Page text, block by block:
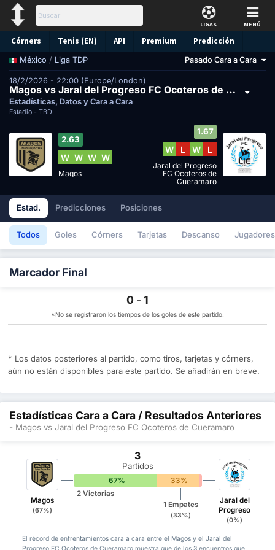
LIGAS MENÚ
Córners Tenis (EN) API Premium Predicción
México / Liga TDP Pasado Cara a Cara
18/2/2026 - 22:00 (Europe/London)
Magos vs Jaral del Progreso FC Ocoteros de Cueramaro
Estadísticas, Datos y Cara a Cara
Estadio - TBD
2.63
W W W W
Magos
1.67
W L W L
Jaral del Progreso
FC Ocoteros de
Cueramaro
Estad. Predicciones Posiciones
Todos Goles Córners Tarjetas Descanso Jugadores
Marcador Final
0 - 1
*No se registraron los tiempos de los goles de este partido.
* Los datos posteriores al partido, como tiros, tarjetas y córners,
aún no están disponibles para este partido. Se añadirán en breve.
Estadísticas Cara a Cara / Resultados Anteriores
- Magos vs Jaral del Progreso FC Ocoteros de Cueramaro
Magos
(67%)
3
Partidos
67% 33% 0%
2 Victorias
1 Empates
(33%)
Jaral del
Progreso
(0%)
El récord de enfrentamientos cara a cara entre el Magos y el Jaral del